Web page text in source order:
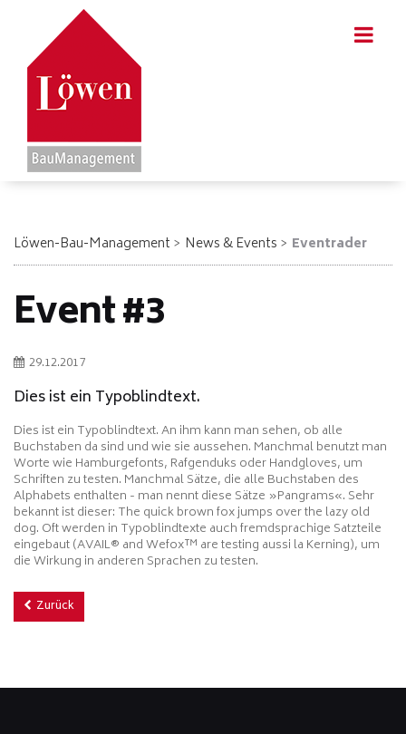
Löwen-Bau-Management News & Events Eventrader
Event #3
29.12.2017
Dies ist ein Typoblindtext.
Dies ist ein Typoblindtext. An ihm kann man sehen, ob alle
Buchstaben da sind und wie sie aussehen. Manchmal benutzt man
Worte wie Hamburgefonts, Rafgenduks oder Handgloves, um
Schriften zu testen. Manchmal Sätze, die alle Buchstaben des
Alphabets enthalten - man nennt diese Sätze »Pangrams«. Sehr
bekannt ist dieser: The quick brown fox jumps over the lazy old
dog. Oft werden in Typoblindtexte auch fremdsprachige Satzteile
eingebaut (AVAIL® and Wefox™ are testing aussi la Kerning), um
die Wirkung in anderen Sprachen zu testen.
Zurück